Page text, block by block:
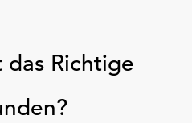
Richtige